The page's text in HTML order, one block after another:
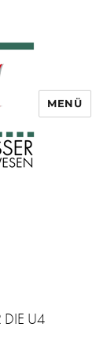
MENÜ
DIE U4